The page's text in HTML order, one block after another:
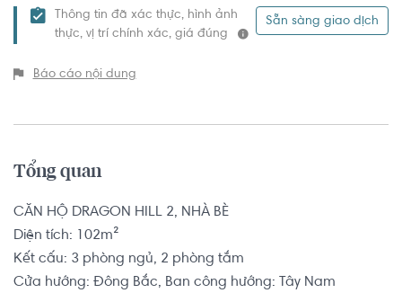
Thông tin đã xác thực, hình ảnh
thực, vị trí chính xác, giá đúng
Sẵn sàng giao dịch
Báo cáo nội dung
Tổng quan
CĂN HỘ DRAGON HILL 2, NHÀ BÈ
Diện tích: 102m²
Kết cấu: 3 phòng ngủ, 2 phòng tắm
Cửa hướng: Đông Bắc, Ban công hướng: Tây Nam